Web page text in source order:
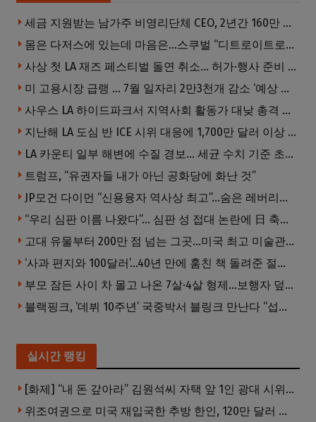
세금 지원받는 남가주 비영리단체 CEO, 2년간 160만 달러 이상 받아… 미사용 휴가수당만 수십만 달러
몸은 다저스에 있는데 마음은…스쿠벌 “디트로이트로 돌아가고파”
사상 첫 LA 재즈 페스티벌 돌연 취소… 허가·행사 준비 문제로 일정 변경
미 고용시장 급랭 … 7월 일자리 2만3천개 감소 ‘예상 밖 쇼크’
사우스 LA 하이드파크서 지역사회 활동가 대낮 총격 사망… 용의자 도주
지난해 LA 도심 반 ICE 시위 대응에 1,700만 달러 이상 지출… LAPD, 대규모 시위 대비 강화 필요
LA 카운티 일부 해변에 수질 경보… 세균 수치 기준 초과, 입수 자제 당부
트럼프, “유권자들 내가 아닌 공화당에 화난 것”
JP모건 다이먼 “신용융자 역사상 최고”…숨은 레버리지 경고
“우리 심판 이름 나왔다”… 심판 성 접대 논란에 日 축구계 발칵
고대 유물부터 200만 점 넘는 그곳…미국 최고 미술관은?
‘사과 편지와 100달러’…40년 만에 훔친 책 돌려준 절도범
부모 잠든 사이 차 몰고 나온 7살·4살 형제…보행자 덮쳐 중태
블랙핑크, ‘데뷔 10주년’ 국중박서 블링크 만난다 “섭섭함 안겨 미안”
실시간 랭킹
[화제] “내 돈 갚아라” 김원석씨 자택 앞 1인 광대 시위 … 한인 투자사, “108만 달러 못받아”
위조여권으로 미국 재입국한 추방 한인, 120만 달러 은행 사기 행각